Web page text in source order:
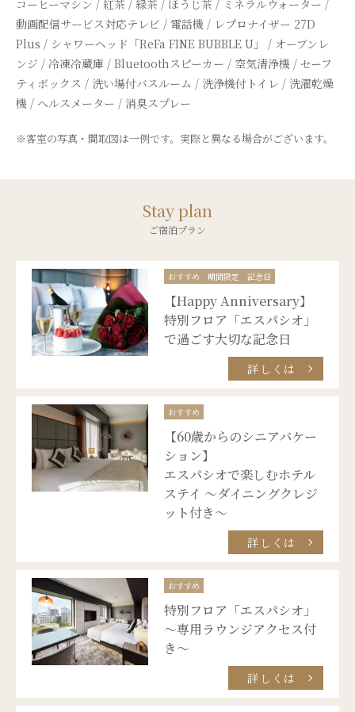
コーヒーマシン / 紅茶 / 緑茶 / ほうじ茶 / ミネラルウォーター /
動画配信サービス対応テレビ / 電話機 / レプロナイザー 27D
Plus / シャワーヘッド「ReFa FINE BUBBLE U」 / オーブンレ
ンジ / 冷凍冷蔵庫 / Bluetoothスピーカー / 空気清浄機 / セーフ
ティボックス / 洗い場付バスルーム / 洗浄機付トイレ / 洗濯乾燥
機 / ヘルスメーター / 消臭スプレー
※客室の写真・間取図は一例です。実際と異なる場合がございます。
Stay plan
ご宿泊プラン
おすすめ 期間限定 記念日
【Happy Anniversary】
特別フロア「エスパシオ」
で過ごす大切な記念日
詳しくは
おすすめ
【60歳からのシニアバケー
ション】
エスパシオで楽しむホテル
ステイ ～ダイニングクレジ
ット付き～
詳しくは
おすすめ
特別フロア「エスパシオ」
～専用ラウンジアクセス付
き～
詳しくは